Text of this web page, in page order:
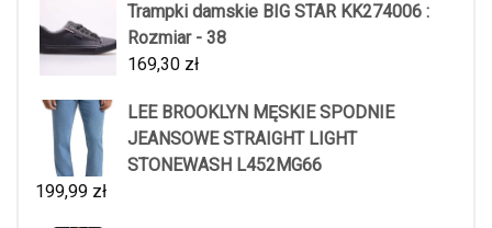
Trampki damskie BIG STAR KK274006 :
Rozmiar - 38
169,30 zł
LEE BROOKLYN MĘSKIE SPODNIE
JEANSOWE STRAIGHT LIGHT
STONEWASH L452MG66
199,99 zł